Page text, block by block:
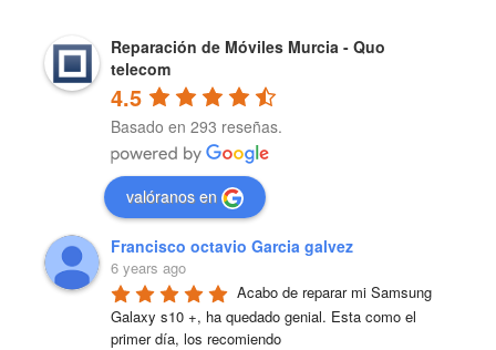
Reparación de Móviles Murcia - Quo
telecom
4.5
Basado en 293 reseñas.
valóranos en
Francisco octavio Garcia galvez
6 years ago
Acabo de reparar mi Samsung
Galaxy s10 +, ha quedado genial. Esta como el
primer día, los recomiendo